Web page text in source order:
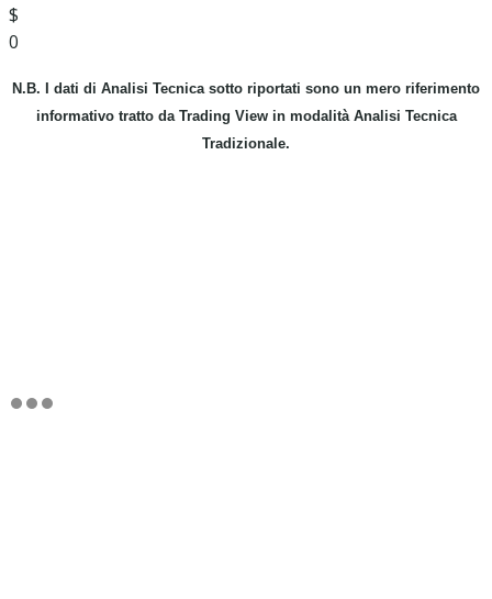
$
0
N.B. I dati di Analisi Tecnica sotto riportati sono un mero riferimento
informativo tratto da Trading View in modalità Analisi Tecnica
Tradizionale.